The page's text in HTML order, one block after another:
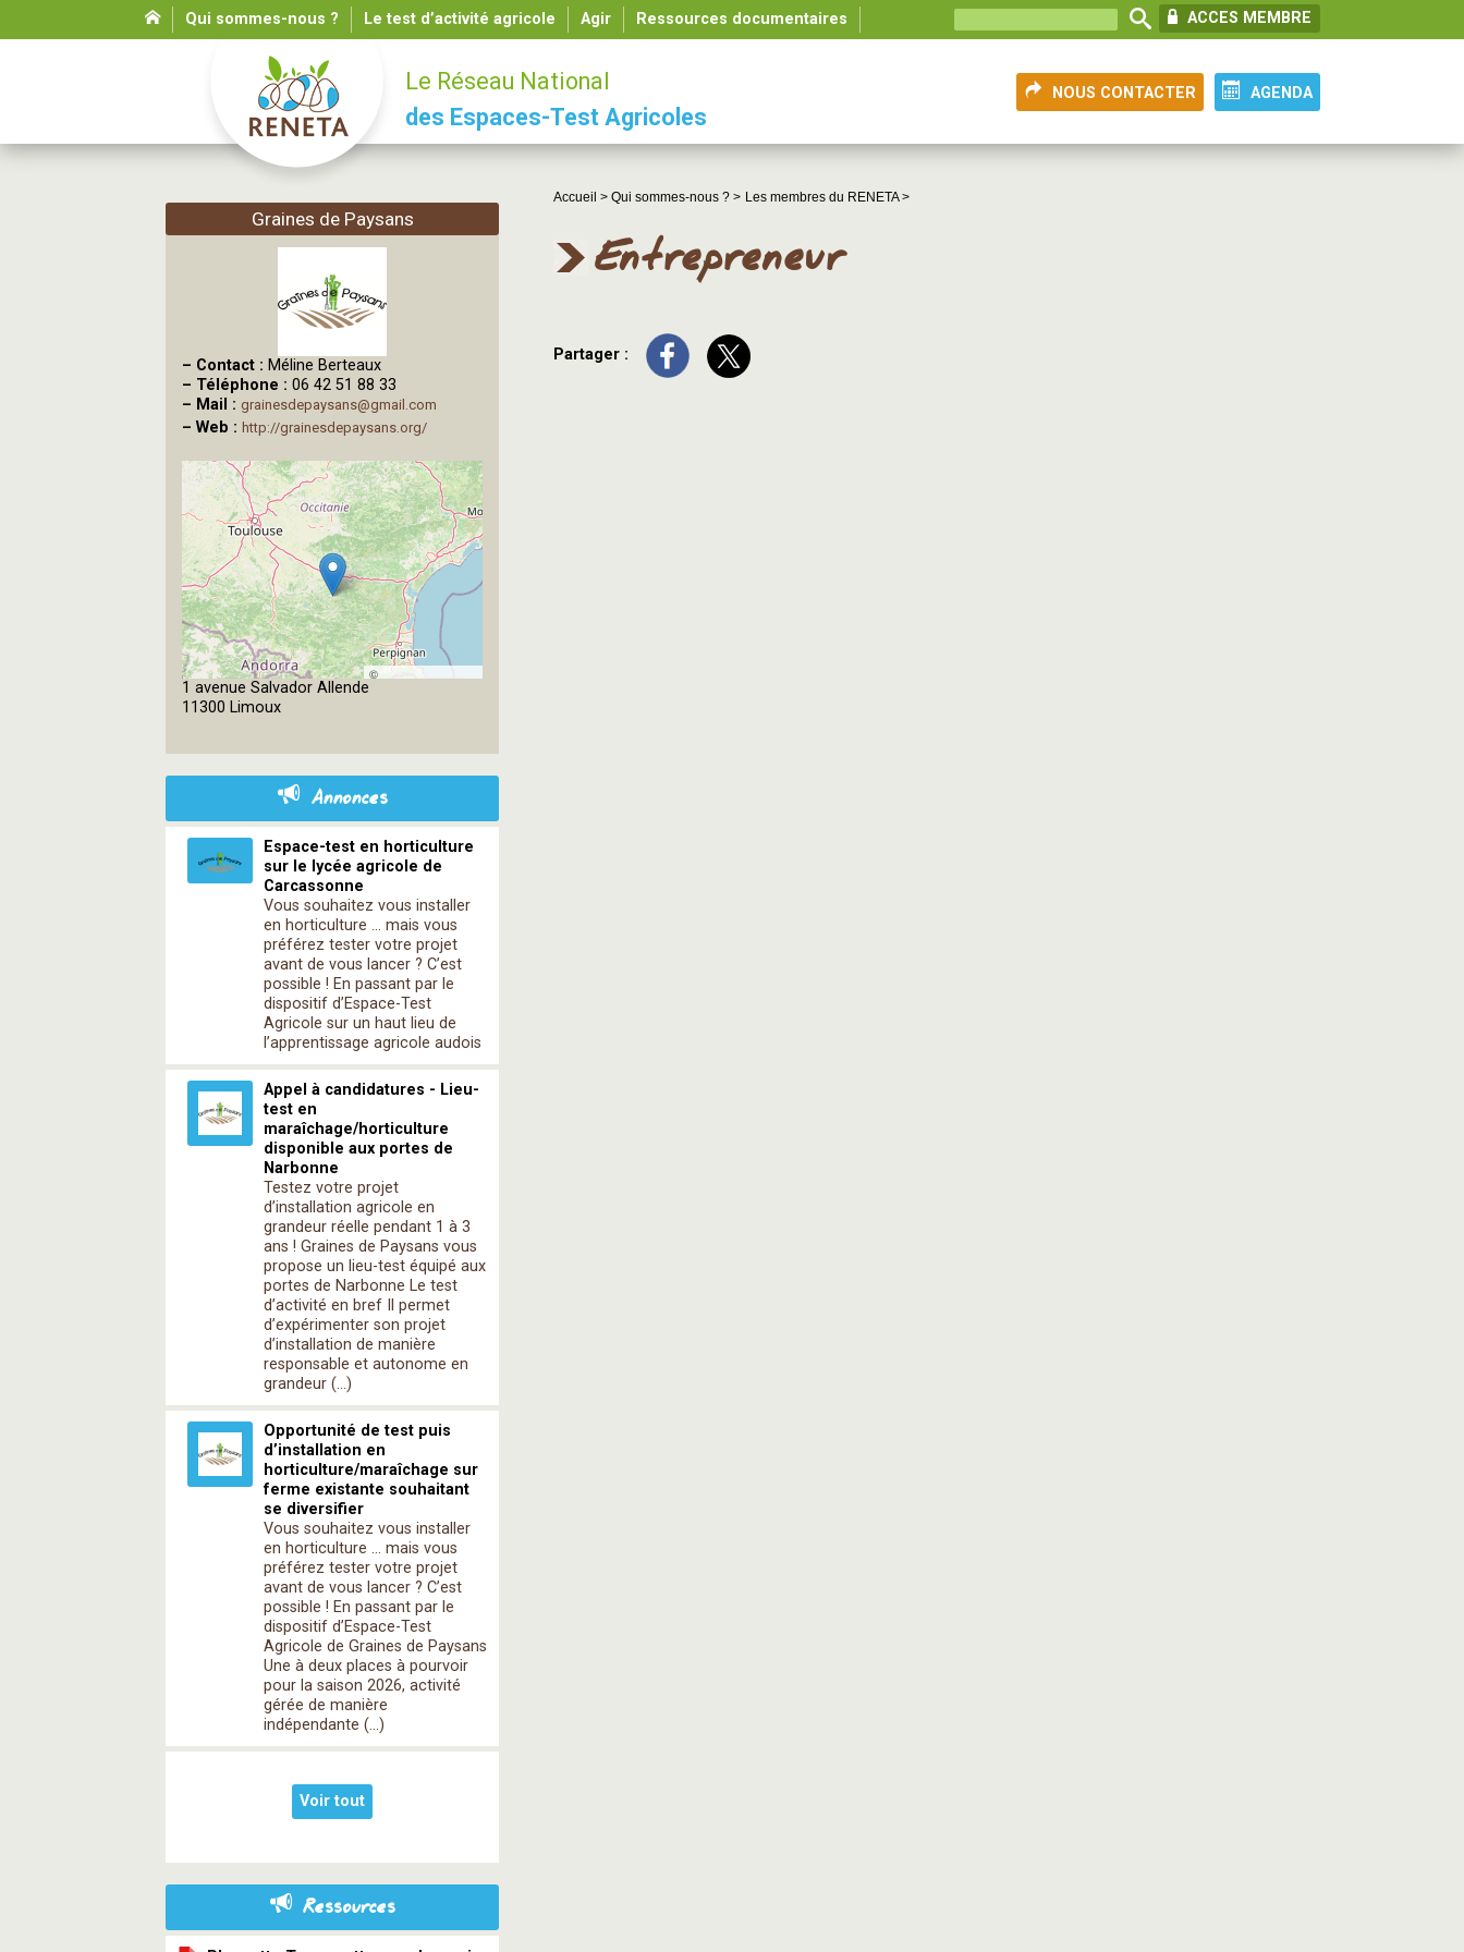
Qui sommes-nous ? Le test d’activité agricole Agir Ressources documentaires ACCES MEMBRE
AGENDA
NOUS CONTACTER
Le Réseau National
des Espaces-Test Agricoles
Accueil > Qui sommes-nous ? > Les membres du RENETA >
Entrepreneur
Partager :
Graines de Paysans
– Contact : Méline Berteaux
– Téléphone : 06 42 51 88 33
– Mail : grainesdepaysans@gmail.com
– Web : http://grainesdepaysans.org/
©
1 avenue Salvador Allende
11300 Limoux
Annonces
Espace-test en horticulture
sur le lycée agricole de
Carcassonne
Vous souhaitez vous installer
en horticulture … mais vous
préférez tester votre projet
avant de vous lancer ? C’est
possible ! En passant par le
dispositif d’Espace-Test
Agricole sur un haut lieu de
l’apprentissage agricole audois
Appel à candidatures - Lieu-
test en
maraîchage/horticulture
disponible aux portes de
Narbonne
Testez votre projet
d’installation agricole en
grandeur réelle pendant 1 à 3
ans ! Graines de Paysans vous
propose un lieu-test équipé aux
portes de Narbonne Le test
d’activité en bref Il permet
d’expérimenter son projet
d’installation de manière
responsable et autonome en
grandeur (…)
Opportunité de test puis
d’installation en
horticulture/maraîchage sur
ferme existante souhaitant
se diversifier
Vous souhaitez vous installer
en horticulture … mais vous
préférez tester votre projet
avant de vous lancer ? C’est
possible ! En passant par le
dispositif d’Espace-Test
Agricole de Graines de Paysans
Une à deux places à pourvoir
pour la saison 2026, activité
gérée de manière
indépendante (…)
Voir tout
Ressources